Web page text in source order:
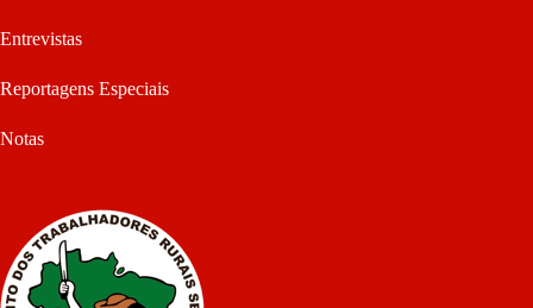
Entrevistas
Reportagens Especiais
Notas